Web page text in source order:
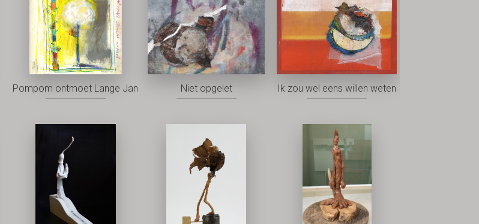
Pompom ontmoet Lange Jan Niet opgelet Ik zou wel eens willen weten